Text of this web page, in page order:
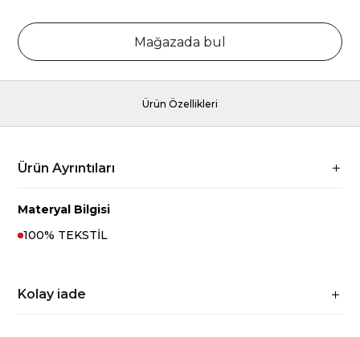
Mağazada bul
Ürün Özellikleri
Ürün Ayrıntıları
Materyal Bilgisi
100% TEKSTİL
Kolay iade